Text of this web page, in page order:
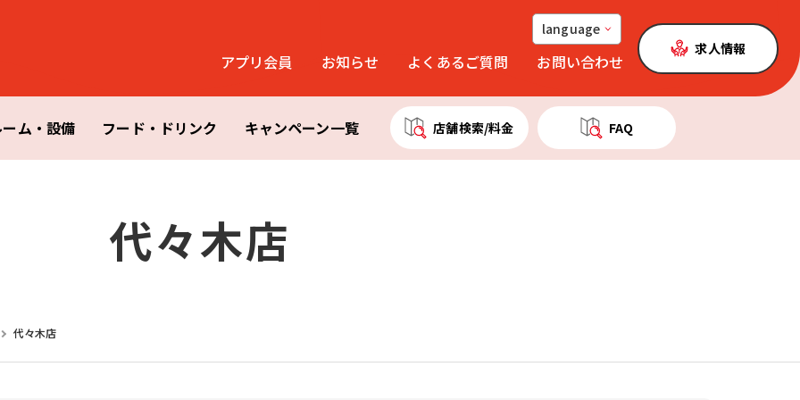
language
アプリ会員 お知らせ よくあるご質問 お問い合わせ
求人情報
ム・設備 フード・ドリンク キャンペーン一覧 店舗検索/料金 FAQ
代々木店
代々木店